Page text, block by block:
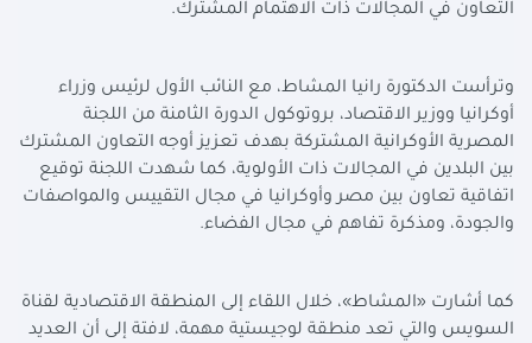
التعاون في المجالات ذات الاهتمام المشترك.
وترأست الدكتورة رانيا المشاط، مع النائب الأول لرئيس وزراء
أوكرانيا ووزير الاقتصاد، بروتوكول الدورة الثامنة من اللجنة
المصرية الأوكرانية المشتركة بهدف تعزيز أوجه التعاون المشترك
بين البلدين في المجالات ذات الأولوية، كما شهدت اللجنة توقيع
اتفاقية تعاون بين مصر وأوكرانيا في مجال التقييس والمواصفات
والجودة، ومذكرة تفاهم في مجال الفضاء.
كما أشارت «المشاط»، خلال اللقاء إلى المنطقة الاقتصادية لقناة
السويس والتي تعد منطقة لوجيستية مهمة، لافتة إلى أن العديد